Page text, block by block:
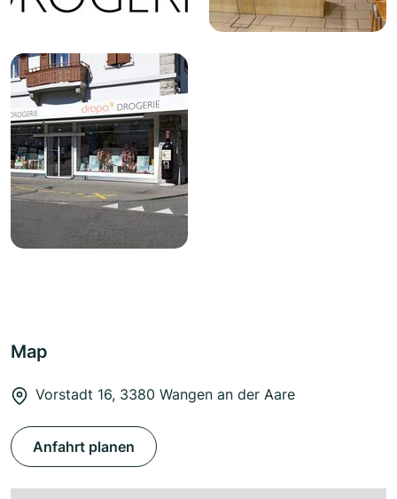
Map
Vorstadt 16, 3380 Wangen an der Aare
Anfahrt planen